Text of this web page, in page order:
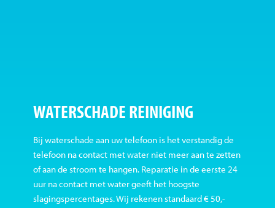
WATERSCHADE REINIGING
Bij waterschade aan uw telefoon is het verstandig de
telefoon na contact met water niet meer aan te zetten
of aan de stroom te hangen. Reparatie in de eerste 24
uur na contact met water geeft het hoogste
slagingspercentages. Wij rekenen standaard € 50,-